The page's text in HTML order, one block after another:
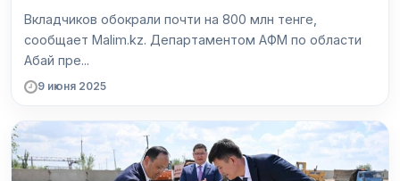
Вкладчиков обокрали почти на 800 млн тенге,
сообщает Malim.kz. Департаментом АФМ по области
Абай пре...
9 июня 2025